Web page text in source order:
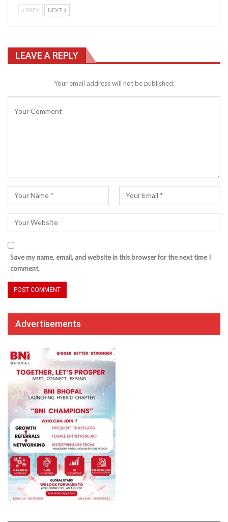
PREV NEXT
LEAVE A REPLY
Your email address will not be published.
Save my name, email, and website in this browser for the next time I
comment.
Advertisements